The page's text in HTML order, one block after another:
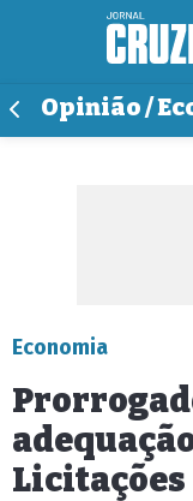
Opinião /
Economia
Licitações